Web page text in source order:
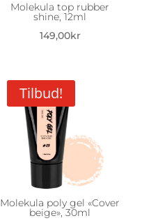
Molekula top rubber
shine, 12ml
149,00kr
Tilbud!
Molekula poly gel «Cover
beige», 30ml